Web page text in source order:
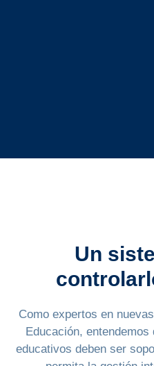
Un
Como expertos en
Educación,
educativos deben ser